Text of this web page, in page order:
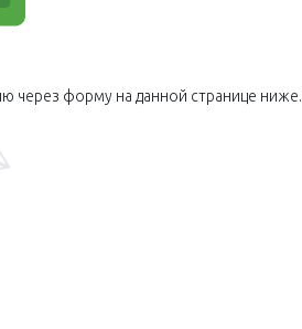
через форму на данной странице ниже.